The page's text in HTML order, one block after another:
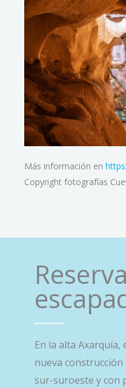
Más información en
Copyright fotografías
En la alta Axarquía,
nueva
sur-suroeste y con